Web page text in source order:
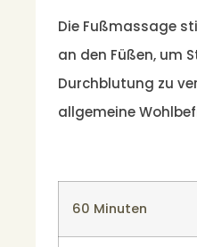
Die Fußmassage
an den Füßen, um
Durchblutung zu
allgemeine
60 Minuten